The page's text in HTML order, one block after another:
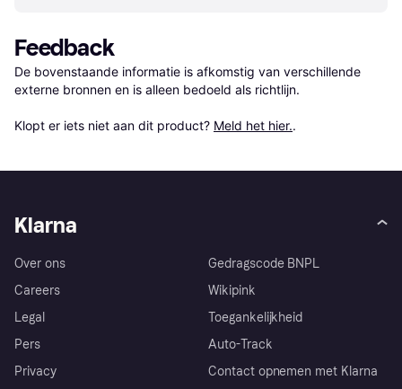
Feedback
De bovenstaande informatie is afkomstig van verschillende
externe bronnen en is alleen bedoeld als richtlijn.
Klopt er iets niet aan dit product? Meld het hier..
Klarna
Over ons
Careers
Legal
Pers
Privacy
Gedragscode BNPL
Wikipink
Toegankelijkheid
Auto-Track
Contact opnemen met Klarna